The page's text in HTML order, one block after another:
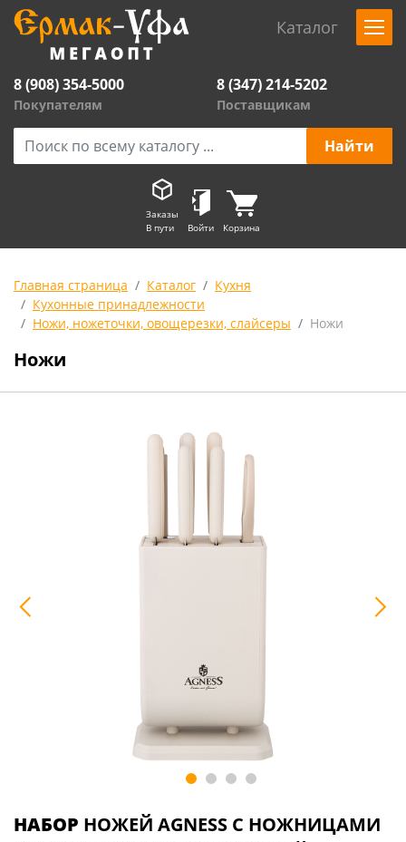
Каталог
8 (908) 354-5000
Покупателям
8 (347) 214-5202
Поставщикам
Заказы
В пути
Войти Корзина
Главная страница Каталог
Кухня
Кухонные принадлежности
Ножи, ножеточки, овощерезки, слайсеры
Ножи
Ножи
НАБОР НОЖЕЙ AGNESS С НОЖНИЦАМИ